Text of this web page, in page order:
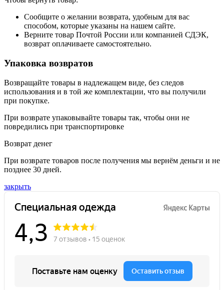
Сообщите о желании возврата, удобным для вас
способом, которые указаны на нашем сайте.
Верните товар Почтой России или компанией СДЭК,
возврат оплачиваете самостоятельно.
Упаковка возвратов
Возвращайте товары в надлежащем виде, без следов
использования и в той же комплектации, что вы получили
при покупке.
При возврате упаковывайте товары так, чтобы они не
повредились при транспортировке
Возврат денег
При возврате товаров после получения мы вернём деньги и не
позднее 30 дней.
закрыть